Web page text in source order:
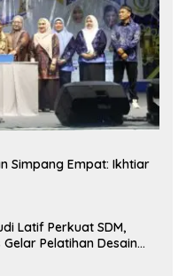
Simpang Empat: Ikhtiar
Latif Perkuat SDM,
Pelatihan Desain